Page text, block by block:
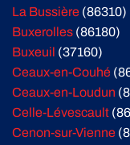
La Bussière (86310)
Buxerolles (86180)
Buxeuil (37160)
Ceaux-en-Couhé
Ceaux-en-Loudun
Celle-Lévescault
Cenon-sur-Vienne